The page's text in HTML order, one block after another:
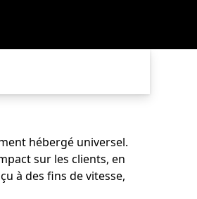
hébergé universel.
sur les clients, en
à des fins de vitesse,